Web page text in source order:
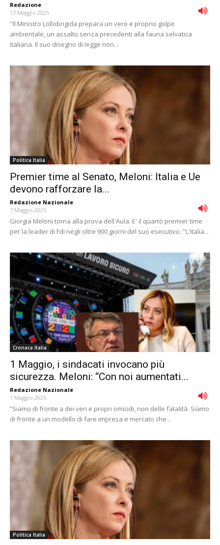
Redazione -
17 Maggio 2025
"Il Ministro Lollobrigida prepara un vero e proprio golpe
ambientale, un assalto senza precedenti alla fauna selvatica
italiana. Il suo disegno di legge non...
Politica Italia
Premier time al Senato, Meloni: Italia e Ue
devono rafforzare la...
Redazione Nazionale -
7 Maggio 2025
Giorgia Meloni torna alla prova dell'Aula. E' il quarto premier time
per la leader di Fdi negli oltre 900 giorni del suo esecutivo. "L'Italia...
Cronaca Italia
1 Maggio, i sindacati invocano più
sicurezza. Meloni: “Con noi aumentati...
Redazione Nazionale -
1 Maggio 2025
“Siamo di fronte a dei veri e propri omicidi, non delle fatalità. Siamo
di fronte a un modello di fare impresa e mercato che...
Politica Italia